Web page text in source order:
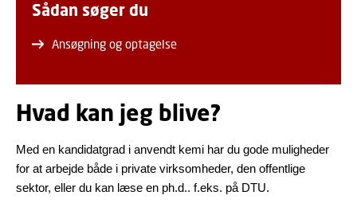
Sådan søger du
Ansøgning og optagelse
Hvad kan jeg blive?
Med en kandidatgrad i anvendt kemi har du gode muligheder
for at arbejde både i private virksomheder, den offentlige
sektor, eller du kan læse en ph.d.. f.eks. på DTU.